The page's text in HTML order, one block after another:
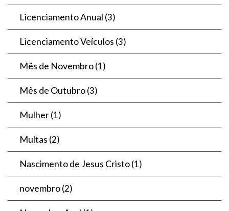
Licenciamento Anual (3)
Licenciamento Veículos (3)
Mês de Novembro(1)
Mês de Outubro(3)
Mulher(1)
Multas (2)
Nascimento de Jesus Cristo(1)
novembro(2)